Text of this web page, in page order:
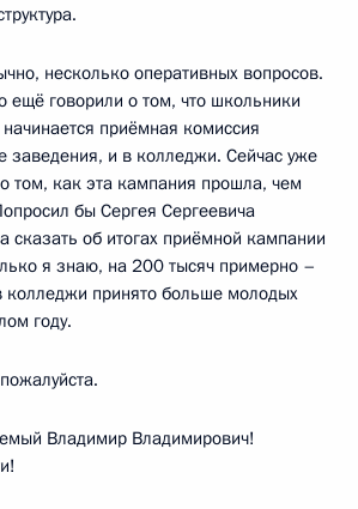
несколько оперативных вопросов.
говорили о том, что школьники
приёмная комиссия
заведения, и в колледжи. Сейчас уже
том, как эта кампания прошла, чем
бы Сергея Сергеевича
сказать об итогах приёмной кампании
я знаю, на 200 тысяч примерно –
колледжи принято больше молодых
году.
Владимир Владимирович!